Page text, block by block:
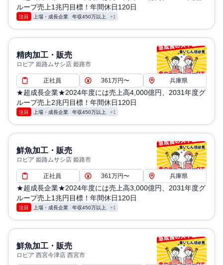
ループ売上1兆円目標！年間休日120日
注目 上場・成長企業 年収450万以上 +1
精肉加工・販売
ロピア 姫路ムサシ店 姫路市
正社員 361万円〜 兵庫県
★超成長企業★2024年度には売上高4,000億円、2031年度グ
ループ売上2兆円目標！年間休日120日
注目 上場・成長企業 年収450万以上 +1
鮮魚加工・販売
ロピア 姫路ムサシ店 姫路市
正社員 361万円〜 兵庫県
★超成長企業★2024年度には売上高3,000億円、2031年度グ
ループ売上1兆円目標！年間休日120日
注目 上場・成長企業 年収450万以上 +1
鮮魚加工・販売
ロピア 西宮今津店 西宮市